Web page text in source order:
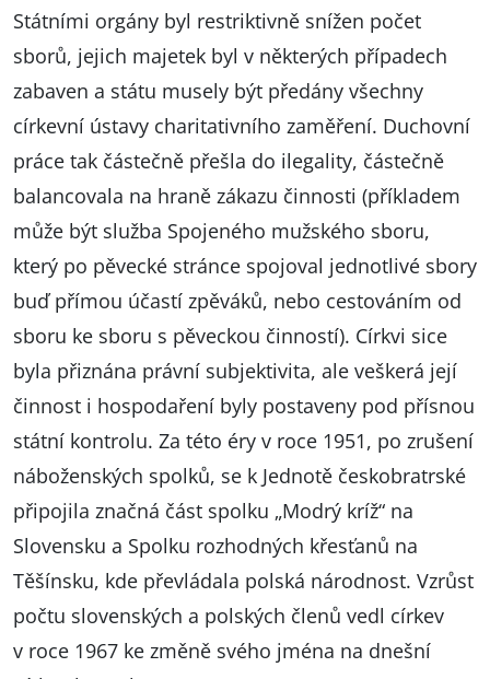
Státními orgány byl restriktivně snížen počet
sborů, jejich majetek byl v některých případech
zabaven a státu musely být předány všechny
církevní ústavy charitativního zaměření. Duchovní
práce tak částečně přešla do ilegality, částečně
balancovala na hraně zákazu činnosti (příkladem
může být služba Spojeného mužského sboru,
který po pěvecké stránce spojoval jednotlivé sbory
buď přímou účastí zpěváků, nebo cestováním od
sboru ke sboru s pěveckou činností). Církvi sice
byla přiznána právní subjektivita, ale veškerá její
činnost i hospodaření byly postaveny pod přísnou
státní kontrolu. Za této éry v roce 1951, po zrušení
náboženských spolků, se k Jednotě českobratrské
připojila značná část spolku „Modrý kríž“ na
Slovensku a Spolku rozhodných křesťanů na
Těšínsku, kde převládala polská národnost. Vzrůst
počtu slovenských a polských členů vedl církev
v roce 1967 ke změně svého jména na dnešní